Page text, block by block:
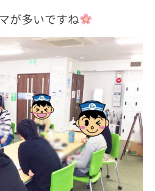
が多いですね